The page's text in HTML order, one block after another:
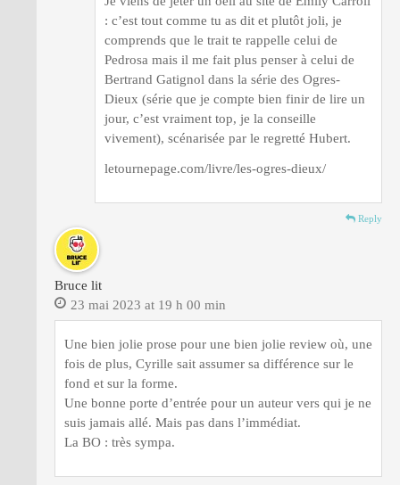
: c’est tout comme tu as dit et plutôt joli, je
comprends que le trait te rappelle celui de
Pedrosa mais il me fait plus penser à celui de
Bertrand Gatignol dans la série des Ogres-
Dieux (série que je compte bien finir de lire un
jour, c’est vraiment top, je la conseille
vivement), scénarisée par le regretté Hubert.
letournepage.com/livre/les-ogres-dieux/
Reply
Bruce lit
23 mai 2023 at 19 h 00 min
Une bien jolie prose pour une bien jolie review où, une
fois de plus, Cyrille sait assumer sa différence sur le
fond et sur la forme.
Une bonne porte d’entrée pour un auteur vers qui je ne
suis jamais allé. Mais pas dans l’immédiat.
La BO : très sympa.